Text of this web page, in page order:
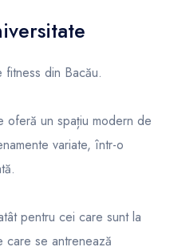
fitness din Bacău.
oferă un spațiu modern de
variate, într-o
pentru cei care sunt la
care se antrenează